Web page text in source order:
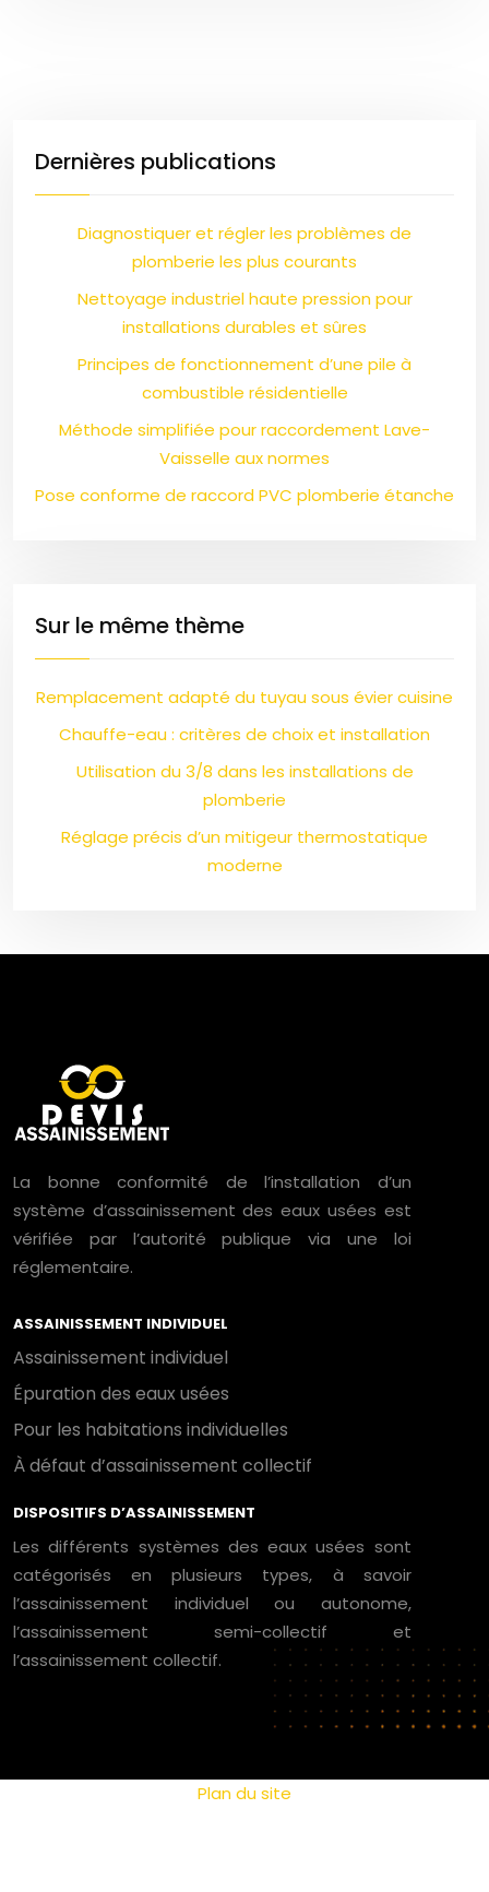
Dernières publications
Diagnostiquer et régler les problèmes de
plomberie les plus courants
Nettoyage industriel haute pression pour
installations durables et sûres
Principes de fonctionnement d’une pile à
combustible résidentielle
Méthode simplifiée pour raccordement Lave-
Vaisselle aux normes
Pose conforme de raccord PVC plomberie étanche
Sur le même thème
Remplacement adapté du tuyau sous évier cuisine
Chauffe-eau : critères de choix et installation
Utilisation du 3/8 dans les installations de
plomberie
Réglage précis d’un mitigeur thermostatique
moderne
La bonne conformité de l’installation d’un
système d’assainissement des eaux usées est
vérifiée par l’autorité publique via une loi
réglementaire.
ASSAINISSEMENT INDIVIDUEL
Assainissement individuel
Épuration des eaux usées
Pour les habitations individuelles
À défaut d’assainissement collectif
DISPOSITIFS D’ASSAINISSEMENT
Les différents systèmes des eaux usées sont
catégorisés en plusieurs types, à savoir
l’assainissement individuel ou autonome,
l’assainissement semi-collectif et
l’assainissement collectif.
Plan du site